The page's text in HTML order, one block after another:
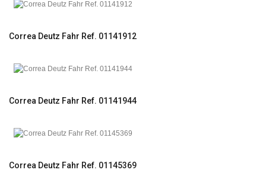
Correa Deutz Fahr Ref. 01141912
Correa Deutz Fahr Ref. 01141944
Correa Deutz Fahr Ref. 01145369